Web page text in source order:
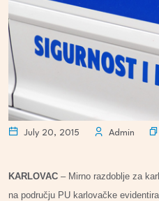
July 20, 2015 Admin
KARLOVAC – Mirno razdoblje za
na području PU karlovačke